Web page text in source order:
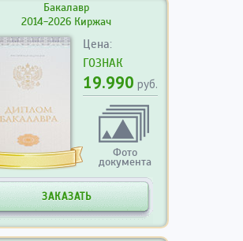
Бакалавр
2014-2026 Киржач
Цена:
ГОЗНАК
19.990 руб.
Фото
документа
ЗАКАЗАТЬ